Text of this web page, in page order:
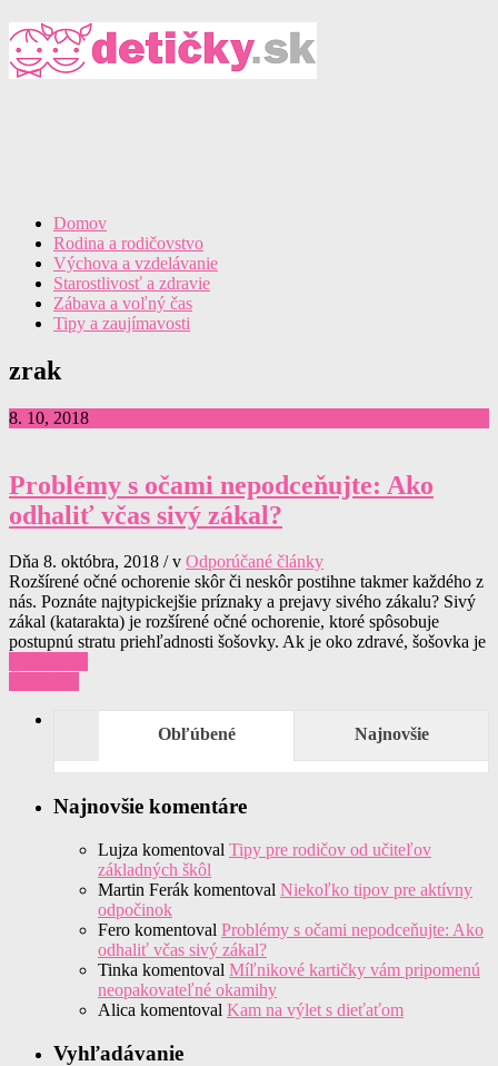
Domov
Rodina a rodičovstvo
Výchova a vzdelávanie
Starostlivosť a zdravie
Zábava a voľný čas
Tipy a zaujímavosti
zrak
8. 10, 2018
Problémy s očami nepodceňujte: Ako
odhaliť včas sivý zákal?
Dňa 8. októbra, 2018 / v Odporúčané články
Rozšírené očné ochorenie skôr či neskôr postihne takmer každého z
nás. Poznáte najtypickejšie príznaky a prejavy sivého zákalu? Sivý
zákal (katarakta) je rozšírené očné ochorenie, ktoré spôsobuje
postupnú stratu priehľadnosti šošovky. Ak je oko zdravé, šošovka je
Obľúbené Najnovšie
Najnovšie komentáre
Lujza komentoval Tipy pre rodičov od učiteľov
základných škôl
Martin Ferák komentoval Niekoľko tipov pre aktívny
odpočinok
Fero komentoval Problémy s očami nepodceňujte: Ako
odhaliť včas sivý zákal?
Tinka komentoval Míľnikové kartičky vám pripomenú
neopakovateľné okamihy
Alica komentoval Kam na výlet s dieťaťom
Vyhľadávanie